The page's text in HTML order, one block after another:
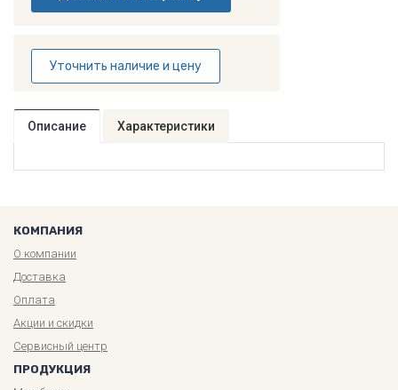
Уточнить наличие и цену
Описание Характеристики
КОМПАНИЯ
О компании
Доставка
Оплата
Акции и скидки
Сервисный центр
ПРОДУКЦИЯ